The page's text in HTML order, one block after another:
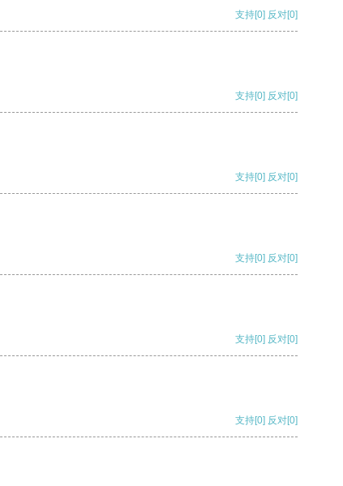
支持[0] 反对[0]
支持[0] 反对[0]
支持[0] 反对[0]
支持[0] 反对[0]
支持[0] 反对[0]
支持[0] 反对[0]